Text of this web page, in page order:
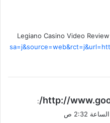
Legiano Casino Video Review
http://
: